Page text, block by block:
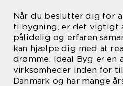
Når du beslutter dig for
tilbygning, er det vigtigt
pålidelig og erfaren
kan hjælpe dig med at
drømme. Ideal Byg er en
virksomheder inden for
Danmark og har mange